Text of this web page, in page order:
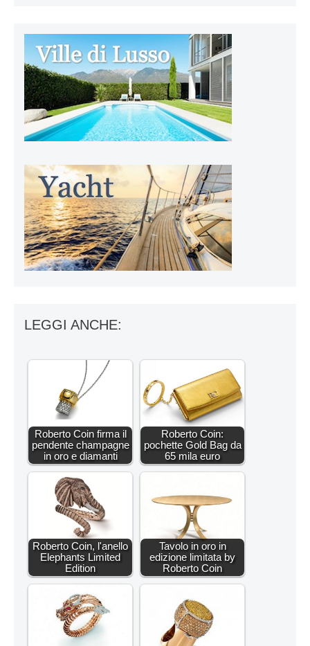
LEGGI ANCHE:
Roberto Coin firma il
pendente champagne
in oro e diamanti
Roberto Coin:
pochette Gold Bag da
65 mila euro
Roberto Coin, l'anello
Elephants Limited
Edition
Tavolo in oro in
edizione limitata by
Roberto Coin